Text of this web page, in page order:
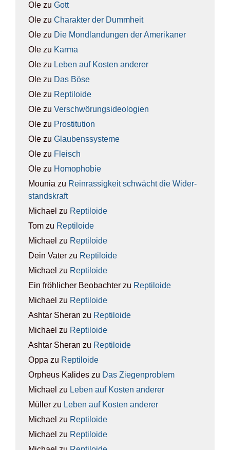
Ole zu Gott
Ole zu Cha­rak­ter der Dumm­heit
Ole zu Die Mond­lan­dun­gen der Ame­ri­ka­ner
Ole zu Kar­ma
Ole zu Leben auf Kos­ten ande­rer
Ole zu Das Böse
Ole zu Rep­ti­lo­ide
Ole zu Ver­schwö­rungs­ideo­lo­gien
Ole zu Pro­sti­tu­ti­on
Ole zu Glau­bens­sys­te­me
Ole zu Fleisch
Ole zu Homo­pho­bie
Mounia zu Rein­ras­sig­keit schwächt die Wider­
stands­kraft
Michael zu Rep­ti­lo­ide
Tom zu Rep­ti­lo­ide
Michael zu Rep­ti­lo­ide
Dein Vater zu Rep­ti­lo­ide
Michael zu Rep­ti­lo­ide
Ein fröhlicher Beobachter zu Rep­ti­lo­ide
Michael zu Rep­ti­lo­ide
Ashtar Sheran zu Rep­ti­lo­ide
Michael zu Rep­ti­lo­ide
Ashtar Sheran zu Rep­ti­lo­ide
Oppa zu Rep­ti­lo­ide
Orpheus Kalides zu Das Zie­gen­pro­blem
Michael zu Leben auf Kos­ten ande­rer
Müller zu Leben auf Kos­ten ande­rer
Michael zu Rep­ti­lo­ide
Michael zu Rep­ti­lo­ide